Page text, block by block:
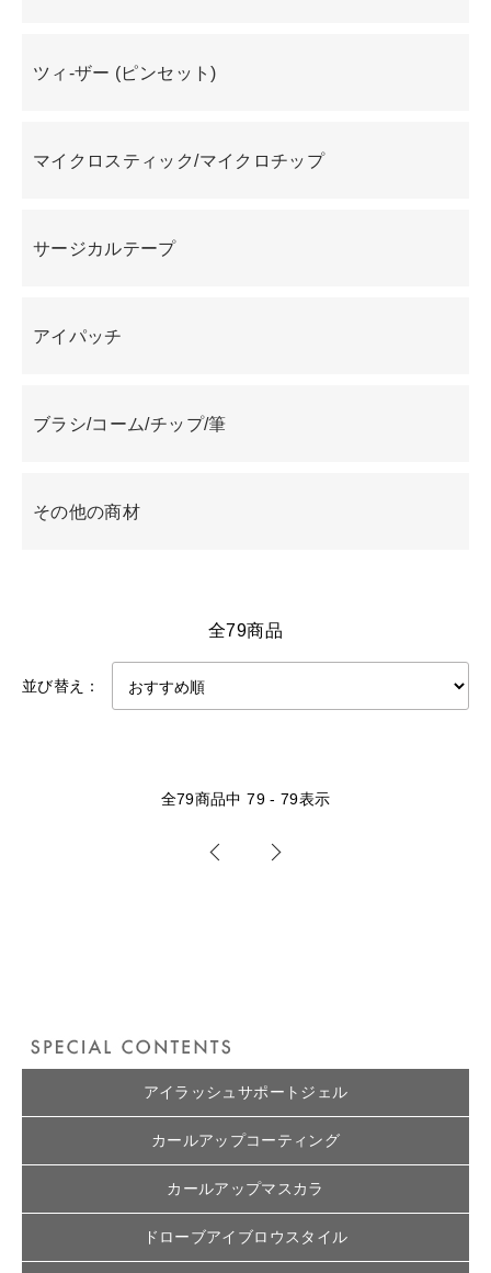
ツィ-ザー (ピンセット)
マイクロスティック/マイクロチップ
サージカルテープ
アイパッチ
ブラシ/コーム/チップ/筆
その他の商材
全79商品
並び替え：
全79商品中79 - 79表示
アイラッシュサポートジェル
カールアップコーティング
カールアップマスカラ
ドローブアイブロウスタイル